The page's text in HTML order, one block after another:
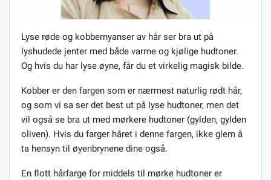
Lyse røde og kobbernyanser av hår ser bra ut på
lyshudede jenter med både varme og kjølige hudtoner.
Og hvis du har lyse øyne, får du et virkelig magisk bilde.
Kobber er den fargen som er nærmest naturlig rødt hår,
og som vi sa ser det best ut på lyse hudtoner, men det
vil også se bra ut med mørkere hudtoner (gylden, gylden
oliven). Hvis du farger håret i denne fargen, ikke glem å
ta hensyn til øyenbrynene dine også.
En flott hårfarge for middels til mørke hudtoner er